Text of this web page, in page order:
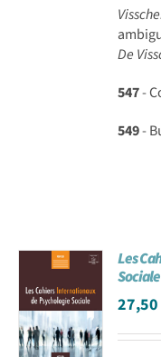
De
547-
549-
Les